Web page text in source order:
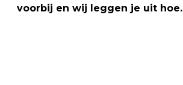
voorbij en wij leggen je uit hoe.